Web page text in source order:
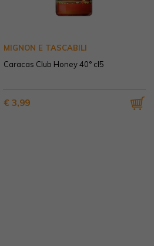
MIGNON E TASCABILI
Caracas Club Honey 40° cl5
€ 3,99